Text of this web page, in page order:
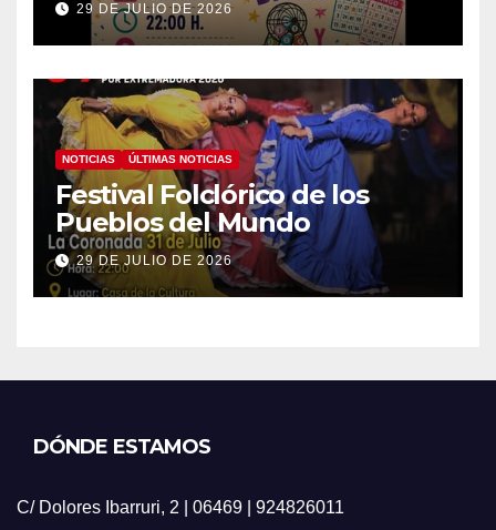
29 DE JULIO DE 2026
NOTICIAS ÚLTIMAS NOTICIAS
Festival Folclórico de los
Pueblos del Mundo
29 DE JULIO DE 2026
DÓNDE ESTAMOS
C/ Dolores Ibarruri, 2 | 06469 | 924826011